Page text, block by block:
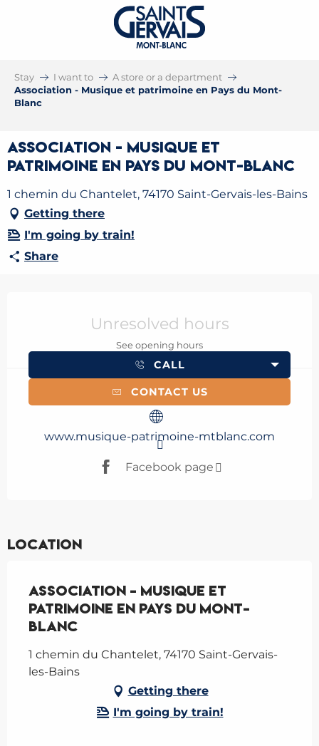
Stay I want to
A store or a department
Association - Musique et patrimoine en Pays du Mont-
Blanc
Association - Musique et
patrimoine en Pays du Mont-Blanc
1 chemin du Chantelet, 74170 Saint-Gervais-les-Bains
Getting there
I'm going by train!
Share
Unresolved hours
See opening hours
CALL
CONTACT US
www.musique-patrimoine-mtblanc.com
Facebook page
Location
Association - Musique et
patrimoine en Pays du Mont-
Blanc
1 chemin du Chantelet, 74170 Saint-Gervais-
les-Bains
Getting there
I'm going by train!